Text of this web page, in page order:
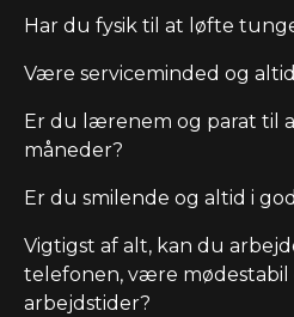
Har du fysik til at løfte
Være serviceminded og
Er du lærenem og parat til
måneder?
Er du smilende og altid i
Vigtigst af alt, kan du
telefonen, være mødestabil
arbejdstider?